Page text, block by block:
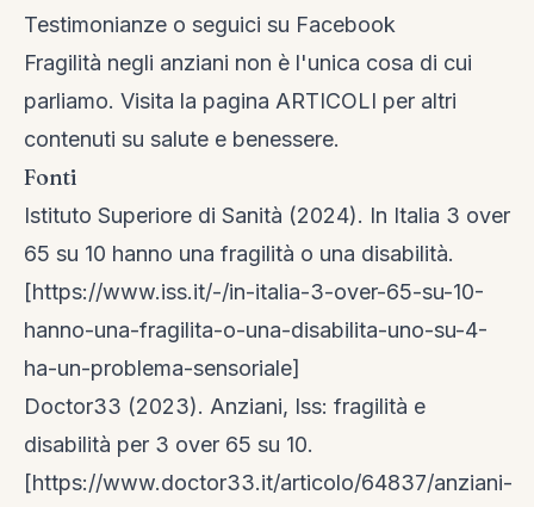
Testimonianze o seguici su Facebook
Fragilità negli anziani non è l'unica cosa di cui
parliamo. Visita la pagina ARTICOLI per altri
contenuti su salute e benessere.
Fonti
Istituto Superiore di Sanità (2024). In Italia 3 over
65 su 10 hanno una fragilità o una disabilità.
[https://www.iss.it/-/in-italia-3-over-65-su-10-
hanno-una-fragilita-o-una-disabilita-uno-su-4-
ha-un-problema-sensoriale]
Doctor33 (2023). Anziani, Iss: fragilità e
disabilità per 3 over 65 su 10.
[https://www.doctor33.it/articolo/64837/anziani-